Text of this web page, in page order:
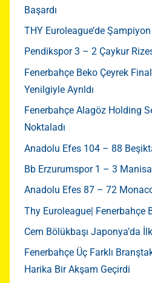
Başardı
THY Euroleague’de
Pendikspor 3 – 2 Çaykur
Fenerbahçe Beko Çeyrek
Yenilgiyle Ayrıldı
Fenerbahçe Alagöz Holding
Noktaladı
Anadolu Efes 104 – 88
Bb Erzurumspor 1 – 3
Anadolu Efes 87 – 72
Thy Euroleague| Fenerbahçe
Cem Bölükbaşı Japonya’da İlk
Fenerbahçe Üç Farklı
Harika Bir Akşam Geçirdi